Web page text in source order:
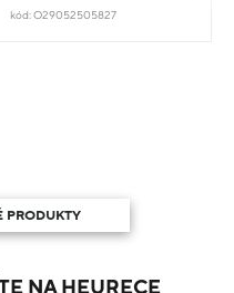
kód: O29052505827
PRODUKTY
NA HEURECE